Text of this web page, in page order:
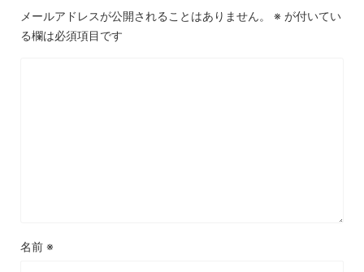
メールアドレスが公開されることはありません。 ※ が付いてい
る欄は必須項目です
名前 ※